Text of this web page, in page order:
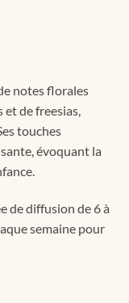
notes florales
et de freesias,
touches
évoquant la
de diffusion de 6 à
semaine pour